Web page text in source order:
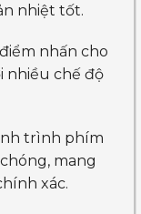
nhiệt tốt.
nhấn cho
nhiều chế độ
trình phím
mang
xác.